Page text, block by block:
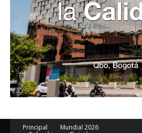
Principal
Mundial 2026